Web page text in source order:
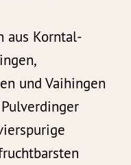
aus Korntal-
und Vaihingen